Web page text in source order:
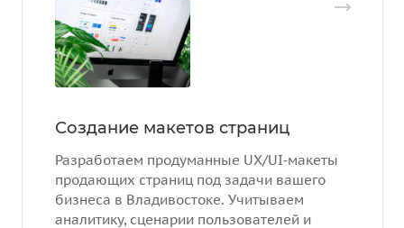
Создание макетов страниц
Разработаем продуманные UX/UI‑макеты
продающих страниц под задачи вашего
бизнеса в Владивостоке. Учитываем
аналитику, сценарии пользователей и